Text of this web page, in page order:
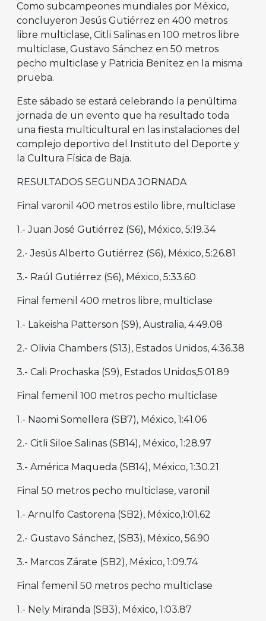
Como subcampeones mundiales por México,
concluyeron Jesús Gutiérrez en 400 metros
libre multiclase, Citli Salinas en 100 metros libre
multiclase, Gustavo Sánchez en 50 metros
pecho multiclase y Patricia Benítez en la misma
prueba.
Este sábado se estará celebrando la penúltima
jornada de un evento que ha resultado toda
una fiesta multicultural en las instalaciones del
complejo deportivo del Instituto del Deporte y
la Cultura Física de Baja.
RESULTADOS SEGUNDA JORNADA
Final varonil 400 metros estilo libre, multiclase
1.- Juan José Gutiérrez (S6), México, 5:19.34
2.- Jesús Alberto Gutiérrez (S6), México, 5:26.81
3.- Raúl Gutiérrez (S6), México, 5:33.60
Final femenil 400 metros libre, multiclase
1.- Lakeisha Patterson (S9), Australia, 4:49.08
2.- Olivia Chambers (S13), Estados Unidos, 4:36.38
3.- Cali Prochaska (S9), Estados Unidos,5:01.89
Final femenil 100 metros pecho multiclase
1.- Naomi Somellera (SB7), México, 1:41.06
2.- Citli Siloe Salinas (SB14), México, 1:28.97
3.- América Maqueda (SB14), México, 1:30.21
Final 50 metros pecho multiclase, varonil
1.- Arnulfo Castorena (SB2), México,1:01.62
2.- Gustavo Sánchez, (SB3), México, 56.90
3.- Marcos Zárate (SB2), México, 1:09.74
Final femenil 50 metros pecho multiclase
1.- Nely Miranda (SB3), México, 1:03.87